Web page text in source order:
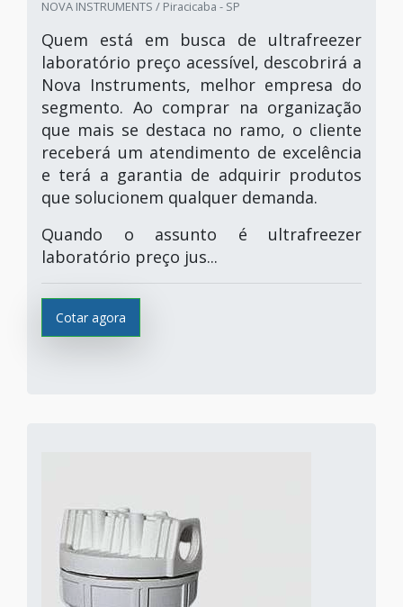
NOVA INSTRUMENTS / Piracicaba - SP
Quem está em busca de ultrafreezer
laboratório preço acessível, descobrirá a
Nova Instruments, melhor empresa do
segmento. Ao comprar na organização
que mais se destaca no ramo, o cliente
receberá um atendimento de excelência
e terá a garantia de adquirir produtos
que solucionem qualquer demanda.
Quando o assunto é ultrafreezer
laboratório preço jus...
Cotar agora